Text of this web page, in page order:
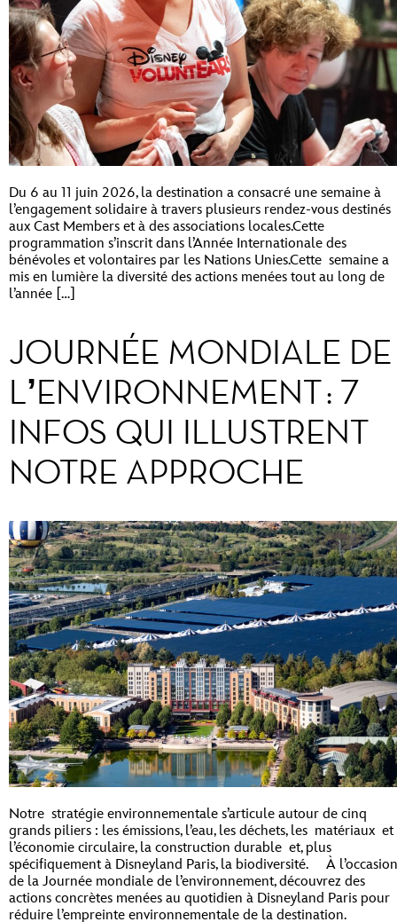
Du 6 au 11 juin 2026, la destination a consacré une semaine à
l’engagement solidaire à travers plusieurs rendez-vous destinés
aux Cast Members et à des associations locales.Cette
programmation s’inscrit dans l’Année Internationale des
bénévoles et volontaires par les Nations Unies.Cette semaine a
mis en lumière la diversité des actions menées tout au long de
l’année […]
JOURNÉE MONDIALE DE
L’ENVIRONNEMENT : 7
INFOS QUI ILLUSTRENT
NOTRE APPROCHE
Notre stratégie environnementale s’articule autour de cinq
grands piliers : les émissions, l’eau, les déchets, les matériaux et
l’économie circulaire, la construction durable et, plus
spécifiquement à Disneyland Paris, la biodiversité. À l’occasion
de la Journée mondiale de l’environnement, découvrez des
actions concrètes menées au quotidien à Disneyland Paris pour
réduire l’empreinte environnementale de la destination.